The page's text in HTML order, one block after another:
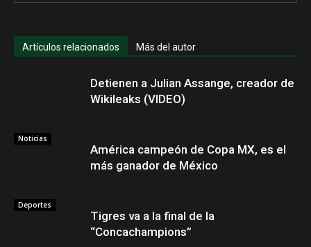
Artículos relacionados Más del autor
Noticias
Detienen a Julian Assange, creador de
Wikileaks (VIDEO)
Deportes
América campeón de Copa MX, es el
más ganador de México
Tigres va a la final de la
“Concachampions”